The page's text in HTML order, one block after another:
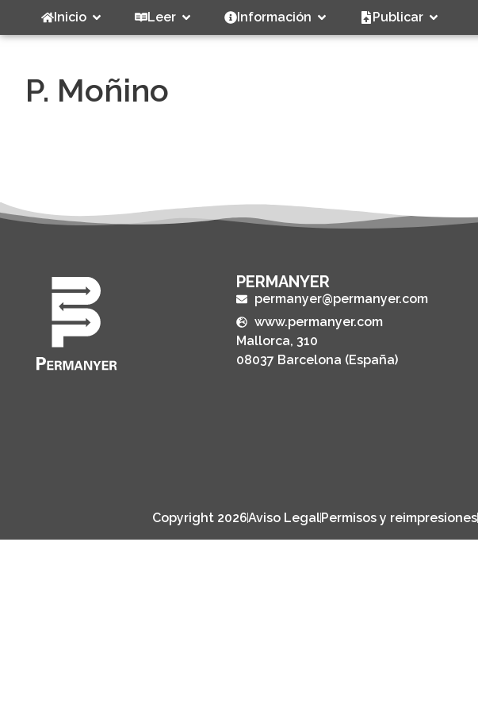
Inicio Leer Información Publicar
P. Moñino
PERMANYER
permanyer@permanyer.com
www.permanyer.com
Mallorca, 310
08037 Barcelona (España)
Copyright 2026Aviso LegalPermisos y reimpresiones